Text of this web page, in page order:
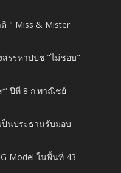
" Miss & Mister
สรรหาปปช."ไม่ชอบ"
ปีที่ 8 ก.พาณิชย์
ป็นประธานรับมอบ
Model ในพื้นที่ 43